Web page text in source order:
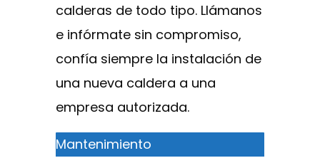
calderas de todo tipo. Llámanos
e infórmate sin compromiso,
confía siempre la instalación de
una nueva caldera a una
empresa autorizada.
Mantenimiento